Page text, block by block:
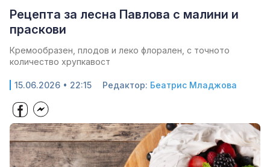
Рецепта за лесна Павлова с малини и
праскови
Кремообразен, плодов и леко флорален, с точното
количество хрупкавост
15.06.2026 • 22:15 Редактор: Беатрис Младжова